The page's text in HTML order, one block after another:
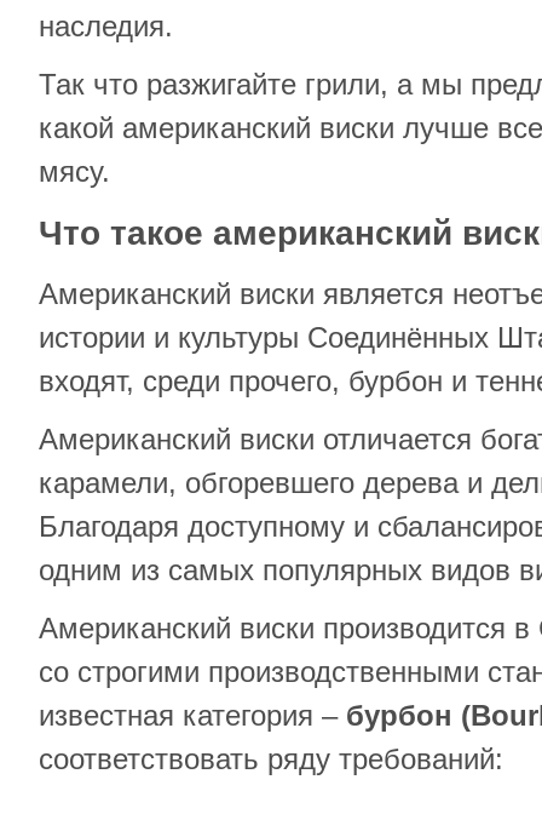
наследия.
Так что разжигайте грили, а мы
какой американский виски лучше
мясу.
Что такое американский
Американский виски является
истории и культуры Соединённых
входят, среди прочего, бурбон и
Американский виски отличается
карамели, обгоревшего дерева и
Благодаря доступному и
одним из самых популярных видов
Американский виски производится
со строгими производственными
известная категория – бурбон (
соответствовать ряду требований: